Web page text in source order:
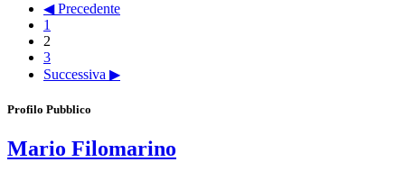
◀ Precedente
1
2
3
Successiva ▶
Profilo Pubblico
Mario Filomarino